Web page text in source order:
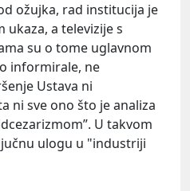
ožujka, rad institucija je
ukaza, a televizije s
su o tome uglavnom
informirale, ne
Ustava ni
ni sve ono što je analiza
U takvom
ulogu u "industriji